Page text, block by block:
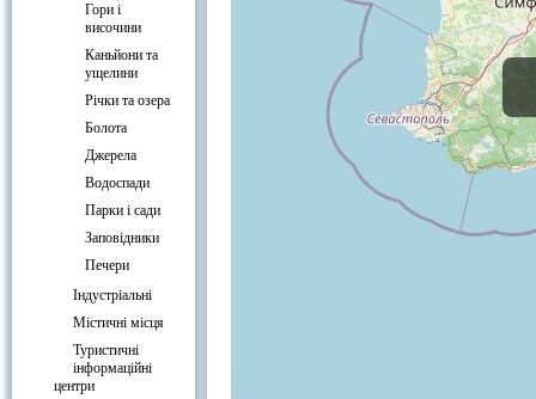
Гори і
височини
Каньйони та
ущелини
Річки та озера
Болота
Джерела
Водоспади
Парки і сади
Заповідники
Печери
Індустріальні
Містичні місця
Туристичні
інформаційні
центри